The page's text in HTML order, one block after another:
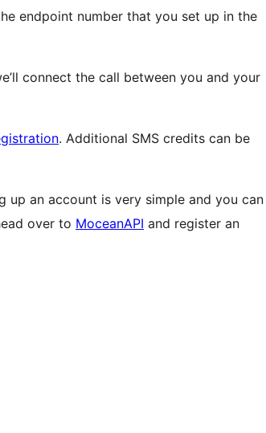
endpoint number that you set up in the
connect the call between you and your
. Additional SMS credits can be
up an account is very simple and you can
over to MoceanAPI and register an